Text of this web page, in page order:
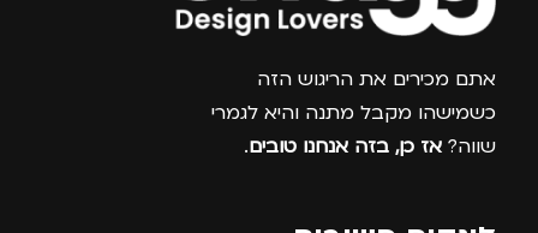
צרפו אותי למועדון
אתם מכירים את הריגוש הזה
כשמישהו מקבל מתנה והיא לגמרי
שווה? אז כן, בזה אנחנו טובים.